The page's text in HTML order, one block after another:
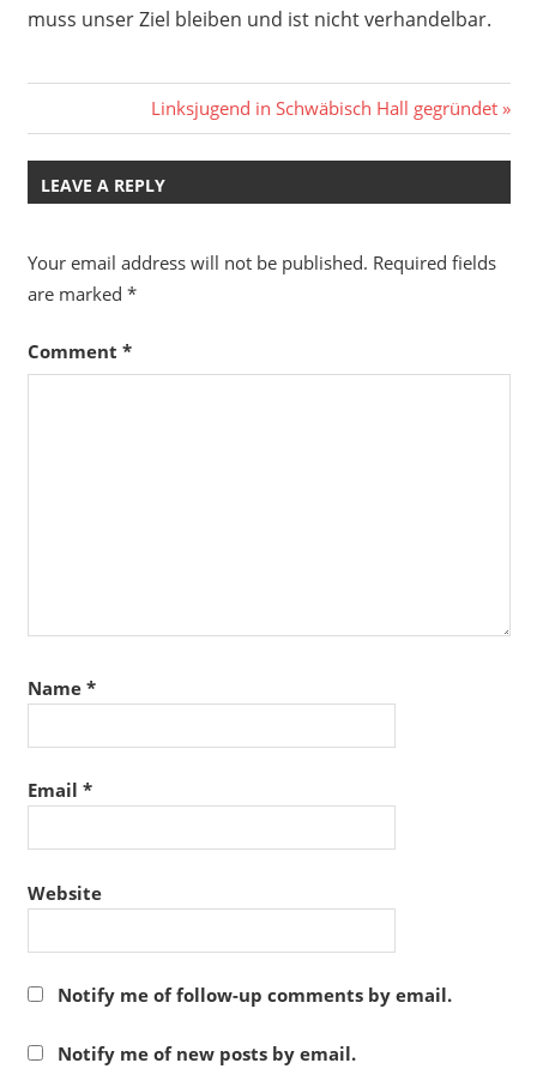
muss unser Ziel bleiben und ist nicht verhandelbar.
navigation
Next
Post:
Linksjugend in Schwäbisch Hall gegründet
LEAVE A REPLY
Your email address will not be published. Required fields
are marked *
Comment *
Name *
Email *
Website
Notify me of follow-up comments by email.
Notify me of new posts by email.